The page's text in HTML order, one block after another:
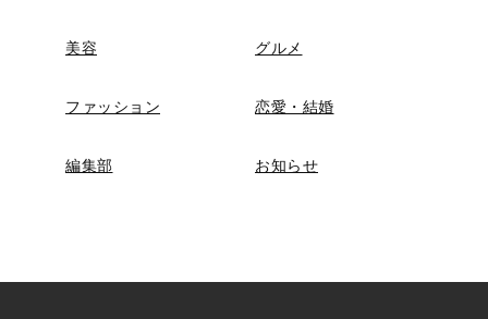
美容 グルメ
ファッション 恋愛・結婚
編集部 お知らせ